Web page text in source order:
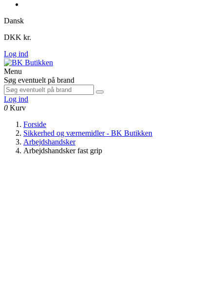
Dansk
DKK kr.
Log ind
Menu
Søg eventuelt på brand
Log ind
0 Kurv
Forside
Sikkerhed og værnemidler - BK Butikken
Arbejdshandsker
Arbejdshandsker fast grip